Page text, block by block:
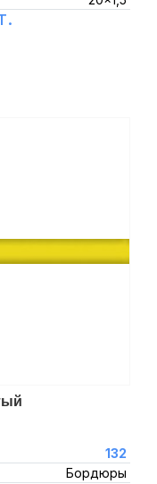
132
Бордюры